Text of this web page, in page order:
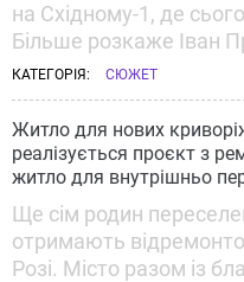
на Східному-1, де
Більше розкаже Іван
КАТЕГОРІЯ: СЮЖЕТ
Житло для нових
реалізується проєкт з
житло для внутрішньо
Ще сім родин
отримають
Розі. Місто разом із